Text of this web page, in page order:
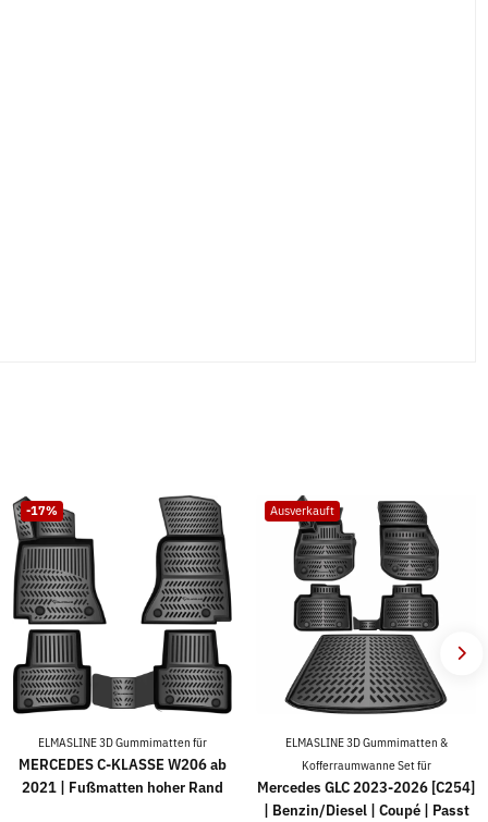
-17%
ELMASLINE 3D Gummimatten für
MERCEDES C-KLASSE W206 ab
2021 | Fußmatten hoher Rand
Ausverkauft
ELMASLINE 3D Gummimatten &
Kofferraumwanne Set für
Mercedes GLC 2023-2026 [C254]
| Benzin/Diesel | Coupé | Passt